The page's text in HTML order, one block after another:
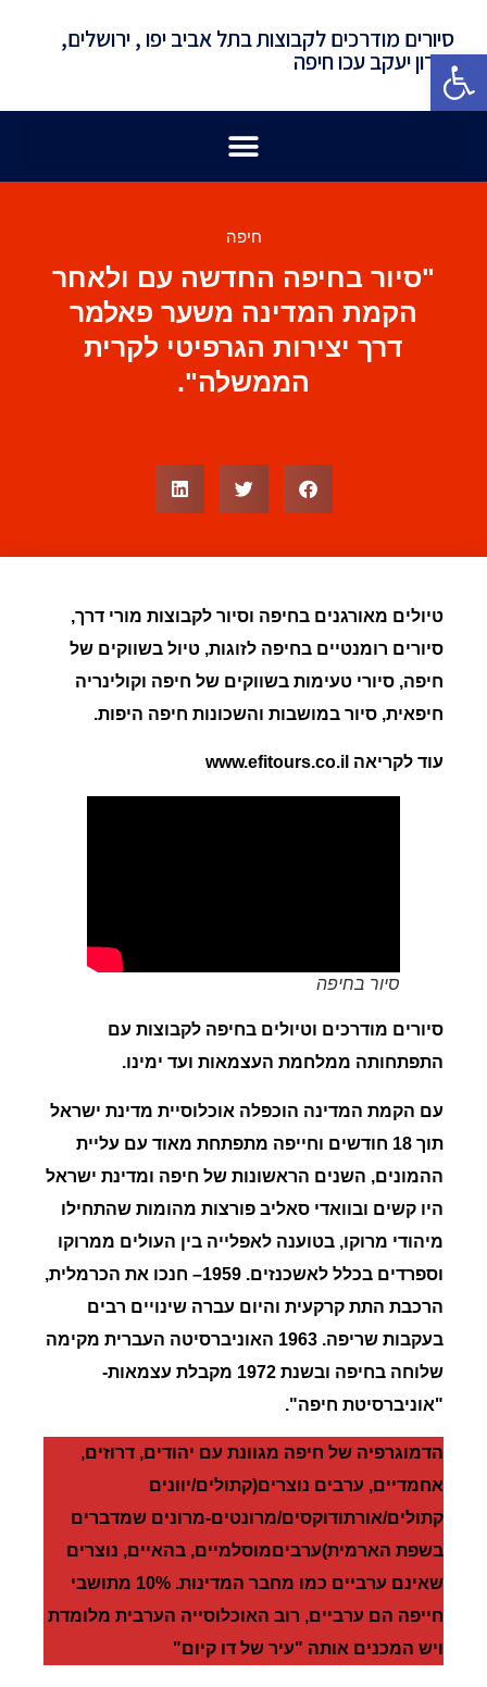
פתח סרגל נגישות
סיורים מודרכים לקבוצות בתל אביב יפו , ירושלים,
זכרון יעקב עכו חיפה
חיפה
"סיור בחיפה החדשה עם ולאחר
הקמת המדינה משער פאלמר
דרך יצירות הגרפיטי לקרית
הממשלה".
טיולים מאורגנים בחיפה וסיור לקבוצות מורי דרך,
סיורים רומנטיים בחיפה לזוגות, טיול בשווקים של
חיפה, סיורי טעימות בשווקים של חיפה וקולינריה
חיפאית, סיור במושבות והשכונות חיפה היפות.
עוד לקריאה www.efitours.co.il
סיור בחיפה
סיורים מודרכים וטיולים בחיפה לקבוצות עם
התפתחותה ממלחמת העצמאות ועד ימינו.
עם הקמת המדינה הוכפלה אוכלוסיית מדינת ישראל
תוך 18 חודשים וחייפה מתפתחת מאוד עם עליית
ההמונים, השנים הראשונות של חיפה ומדינת ישראל
היו קשים ובוואדי סאליב פורצות מהומות שהתחילו
מיהודי מרוקו, בטוענה לאפלייה בין העולים ממרוקו
וספרדים בכלל לאשכנזים. 1959
– חנכו את הכרמלית,
הרכבת התת קרקעית והיום עברה שינויים רבים
בעקבות שריפה.
1963 האוניברסיטה העברית מקימה
שלוחה בחיפה ובשנת 1972 מקבלת עצמאות-
"אוניברסיטת חיפה".
הדמוגרפיה של חיפה מגוונת עם יהודים, דרוזים,
אחמדיים, ערבים נוצרים(קתולים/יוונים
קתולים/אורתודוקסים/מרונטים-מרונים שמדברים
בשפת הארמית)ערביםמוסלמיים, בהאיים, נוצרים
שאינם ערביים כמו מחבר המדינות.
10% מתושבי
חייפה הם ערביים, רוב האוכלוסייה הערבית מלומדת
ויש המכנים אותה "עיר של דו קיום"